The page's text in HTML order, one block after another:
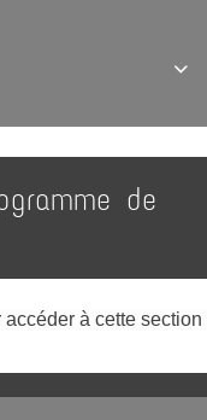

de
à cette section